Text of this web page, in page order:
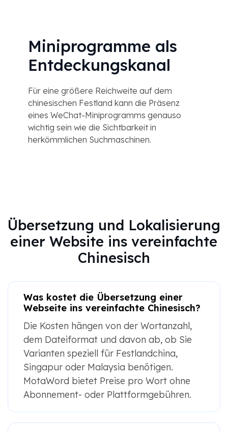
Miniprogramme als
Entdeckungskanal
Für eine größere Reichweite auf dem
chinesischen Festland kann die Präsenz
eines WeChat-Miniprogramms genauso
wichtig sein wie die Sichtbarkeit in
herkömmlichen Suchmaschinen.
Übersetzung und Lokalisierung
einer Website ins vereinfachte
Chinesisch
Was kostet die Übersetzung einer
Webseite ins vereinfachte Chinesisch?
Die Kosten hängen von der Wortanzahl,
dem Dateiformat und davon ab, ob Sie
Varianten speziell für Festlandchina,
Singapur oder Malaysia benötigen.
MotaWord bietet Preise pro Wort ohne
Abonnement- oder Plattformgebühren.